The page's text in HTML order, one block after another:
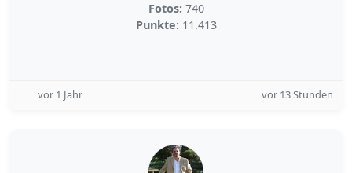
Fotos: 740
Punkte: 11.413
vor 1 Jahr vor 13 Stunden